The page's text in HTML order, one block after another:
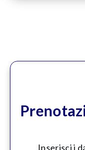
Inserisci i